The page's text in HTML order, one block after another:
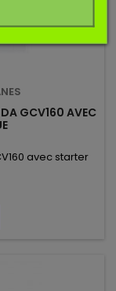
GCV160 AVEC
avec starter